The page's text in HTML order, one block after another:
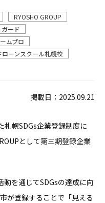
RYOSHO GROUP
ード
ムプロ
ローンスクール札幌校
掲載日：2025.09.21
幌SDGs企業登録制度に
として第三期登録企業
を通じてSDGsの達成に向
が登録することで「見える